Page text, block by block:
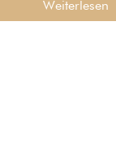
Weiterlesen